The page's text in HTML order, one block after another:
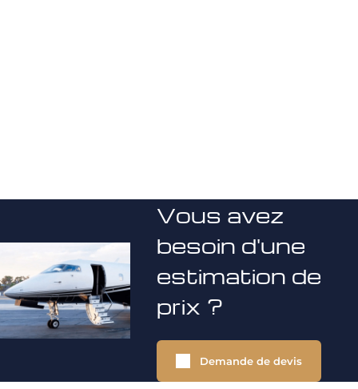
Vous avez
besoin d'une
estimation de
prix ?
Demande de devis